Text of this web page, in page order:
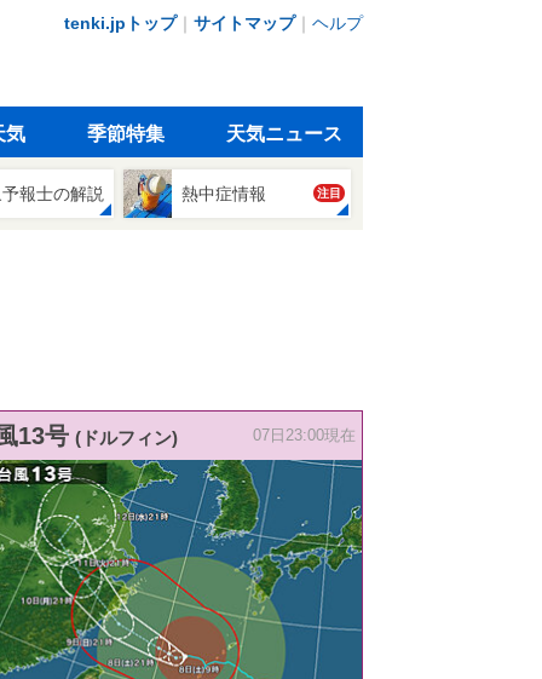
tenki.jpトップ｜ サイトマップ｜ ヘルプ
気 季節特集 天気ニュース
報士の解説 熱中症情報 注目
13号 (ドルフィン) 07日23:00現在